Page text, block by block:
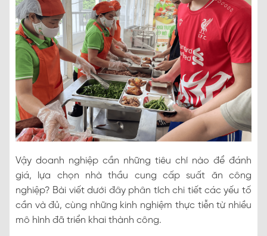
Vậy doanh nghiệp cần những tiêu chí nào để đánh
giá, lựa chọn nhà thầu cung cấp suất ăn công
nghiệp? Bài viết dưới đây phân tích chi tiết các yếu tố
cần và đủ, cùng những kinh nghiệm thực tiễn từ nhiều
mô hình đã triển khai thành công.